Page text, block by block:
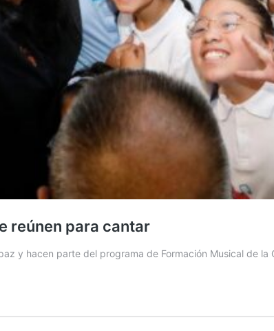
reúnen para cantar
y hacen parte del programa de Formación Musical de la